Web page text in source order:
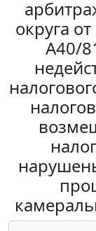
округа
А40/